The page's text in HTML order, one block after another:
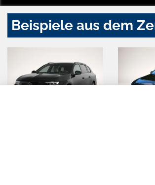
Beispiele aus dem